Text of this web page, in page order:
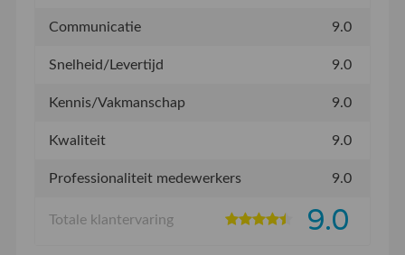
Communicatie 9.0
Snelheid/Levertijd 9.0
Kennis/Vakmanschap 9.0
Kwaliteit 9.0
Professionaliteit medewerkers 9.0
Totale klantervaring 9.0